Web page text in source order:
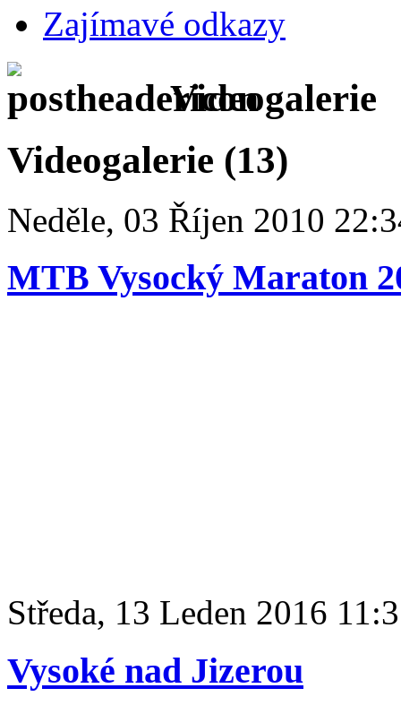
Zajímavé odkazy
Videogalerie
Videogalerie (13)
Neděle, 03 Říjen 2010
MTB Vysocký Maraton
Středa, 13 Leden 2016
Vysoké nad Jizerou